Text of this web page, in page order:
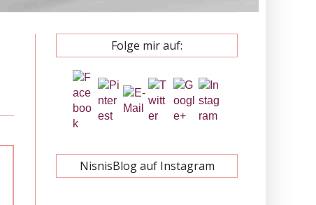
Folge mir auf:
NisnisBlog auf Instagram